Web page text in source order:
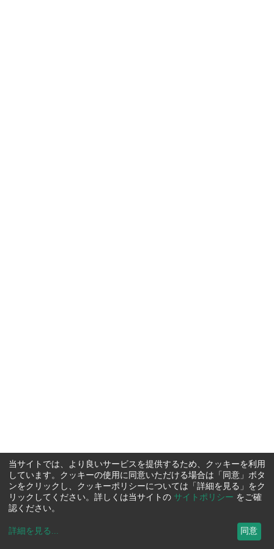
当サイトでは、より良いサービスを提供するため、クッキーを利用
しています。クッキーの使用に同意いただける場合は「同意」ボタ
ンをクリックし、クッキーポリシーについては「詳細を見る」をク
リックしてください。詳しくは当サイトの サイトポリシー をご確
認ください。
詳細を見る ... 同意